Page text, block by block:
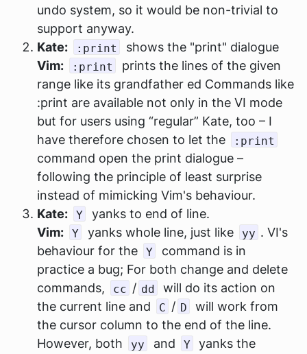
undo system, so it would be non-trivial to
support anyway.
Kate:
:print
shows the "print" dialogue
Vim:
:print
prints the lines of the given
range like its grandfather ed Commands like
:print are available not only in the VI mode
but for users using “regular” Kate, too – I
have therefore chosen to let the
:print
command open the print dialogue –
following the principle of least surprise
instead of mimicking Vim's behaviour.
Kate:
Y
yanks to end of line.
Vim:
Y yanks whole line, just like yy . VI's
behaviour for the
Y
command is in
practice a bug; For both change and delete
commands,
cc / dd
will do its action on
the current line and
C / D
will work from
the cursor column to the end of the line.
However, both
yy and Y
yanks the